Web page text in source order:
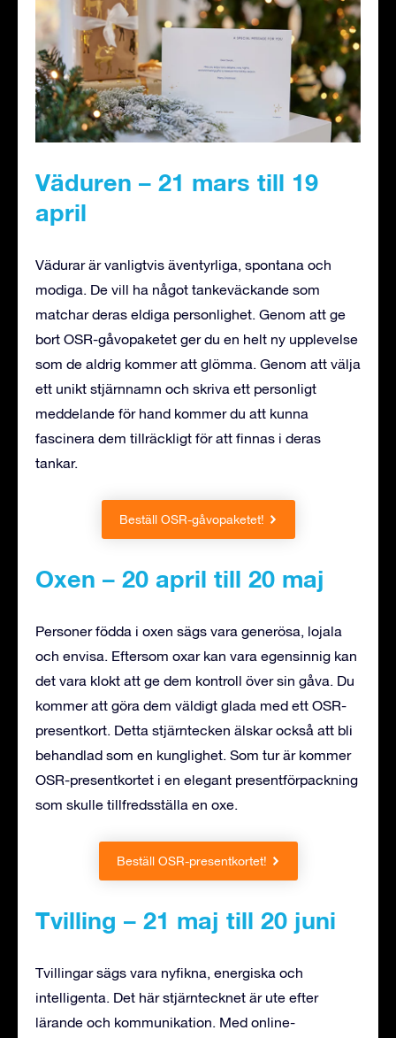
Väduren – 21 mars till 19
april
Vädurar är vanligtvis äventyrliga, spontana och
modiga. De vill ha något tankeväckande som
matchar deras eldiga personlighet. Genom att ge
bort OSR-gåvopaketet ger du en helt ny upplevelse
som de aldrig kommer att glömma. Genom att välja
ett unikt stjärnnamn och skriva ett personligt
meddelande för hand kommer du att kunna
fascinera dem tillräckligt för att finnas i deras
tankar.
Beställ OSR-gåvopaketet!
Oxen – 20 april till 20 maj
Personer födda i oxen sägs vara generösa, lojala
och envisa. Eftersom oxar kan vara egensinnig kan
det vara klokt att ge dem kontroll över sin gåva. Du
kommer att göra dem väldigt glada med ett OSR-
presentkort. Detta stjärntecken älskar också att bli
behandlad som en kunglighet. Som tur är kommer
OSR-presentkortet i en elegant presentförpackning
som skulle tillfredsställa en oxe.
Beställ OSR-presentkortet!
Tvilling – 21 maj till 20 juni
Tvillingar sägs vara nyfikna, energiska och
intelligenta. Det här stjärntecknet är ute efter
lärande och kommunikation. Med online-